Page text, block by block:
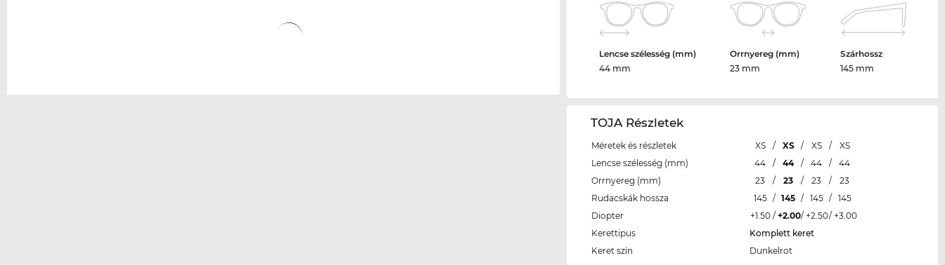
Lencse szélesség (mm)
44 mm
Orrnyereg (mm)
23 mm
Szárhossz
145 mm
TOJA Részletek
Méretek és részletek XS / XS / XS /
XS
Lencse szélesség (mm)
44 / 44 / 44 /
44
Orrnyereg (mm)
23 / 23 / 23 /
23
Rudacskák hossza
145 / 145 / 145 / 145
Diopter
+1.50 / +2.00/ +2.50/ +3.00
Kerettipus
Komplett keret
Keret szín
Dunkelrot